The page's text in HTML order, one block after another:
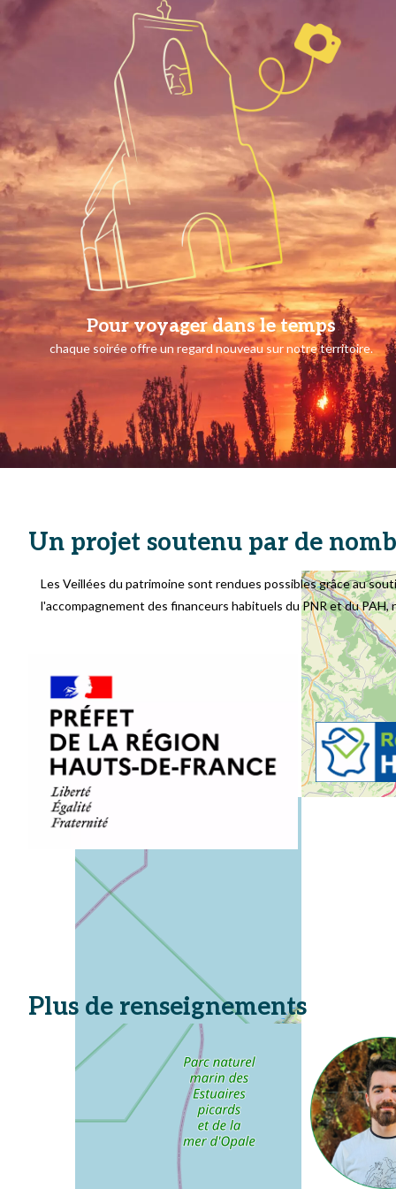
Pour voyager dans le temps
chaque soirée offre un regard nouveau sur notre territoire.
Un projet soutenu par de
Les Veillées du patrimoine sont rendues possibles grâce au
l'accompagnement des financeurs habituels du PNR et du
Plus de renseignements